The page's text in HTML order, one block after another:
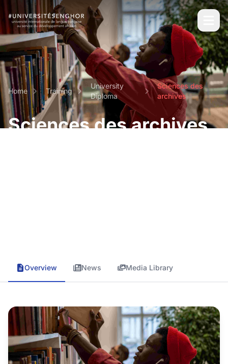
Home Training
University
Diploma
Sciences des
archives
Sciences des archives
Overview News Media Library